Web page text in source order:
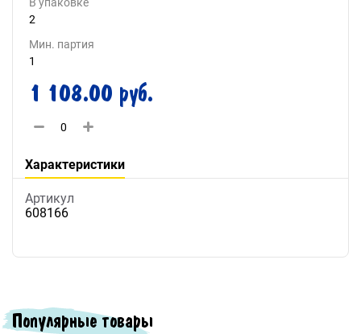
2
Мин. партия
1
1 108.00 руб.
Характеристики
Артикул
608166
Популярные товары